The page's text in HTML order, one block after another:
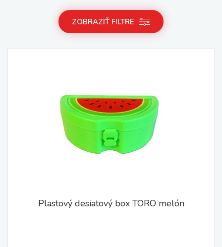
ZOBRAZIŤ FILTRE
Plastový desiatový box TORO melón